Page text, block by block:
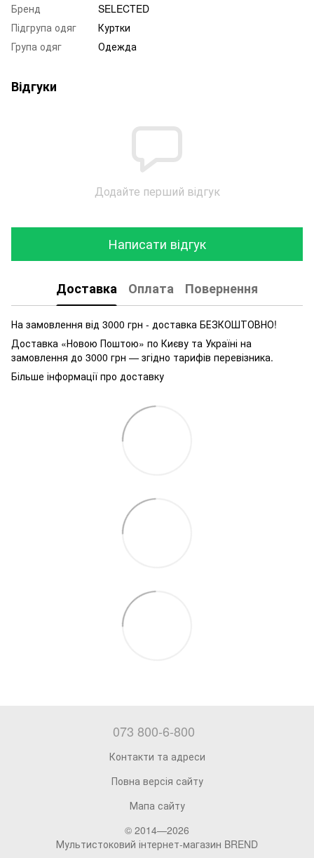
Бренд
SELECTED
Підгрупа одяг
Куртки
Група одяг
Одежда
Відгуки
Додайте перший відгук
Написати відгук
Доставка Оплата Повернення
На замовлення від 3000 грн - доставка БЕЗКОШТОВНО!
Доставка «Новою Поштою» по Києву та Україні на
замовлення до 3000 грн — згідно тарифів перевізника.
Більше інформації про доставку
073 800-6-800
Контакти та адреси
Повна версія сайту
Мапа сайту
© 2014—2026
Мультистоковий інтернет-магазин BREND